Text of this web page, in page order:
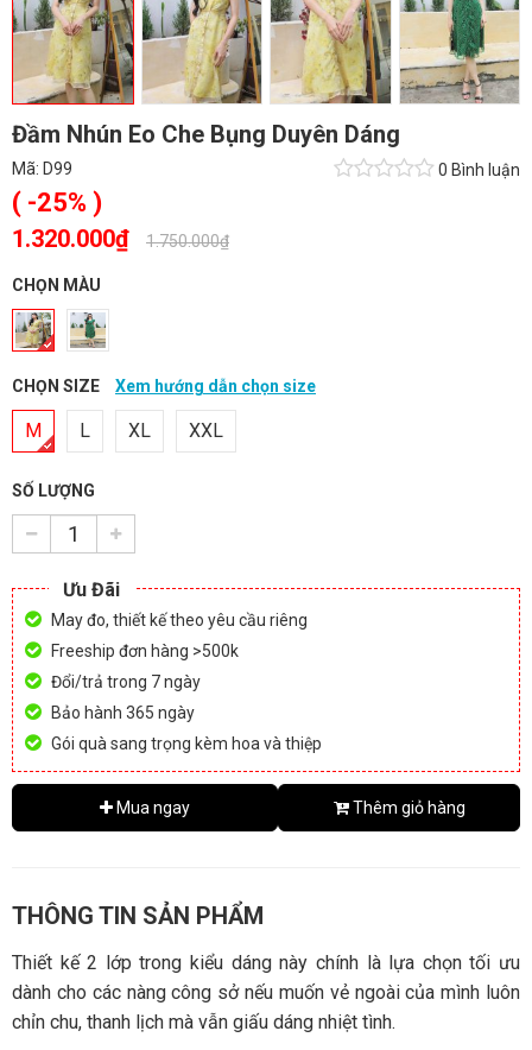
Đầm Nhún Eo Che Bụng Duyên Dáng
Mã: D99 0 Bình luận
( -25% )
1.320.000₫ 1.750.000₫
CHỌN MÀU
CHỌN SIZE Xem hướng dẫn chọn size
M L XL XXL
SỐ LƯỢNG
Ưu Đãi
May đo, thiết kế theo yêu cầu riêng
Freeship đơn hàng >500k
Đổi/trả trong 7 ngày
Bảo hành 365 ngày
Gói quà sang trọng kèm hoa và thiệp
Mua ngay Thêm giỏ hàng
THÔNG TIN SẢN PHẨM
Thiết kế 2 lớp trong kiểu dáng này chính là lựa chọn tối ưu
dành cho các nàng công sở nếu muốn vẻ ngoài của mình luôn
chỉn chu, thanh lịch mà vẫn giấu dáng nhiệt tình.